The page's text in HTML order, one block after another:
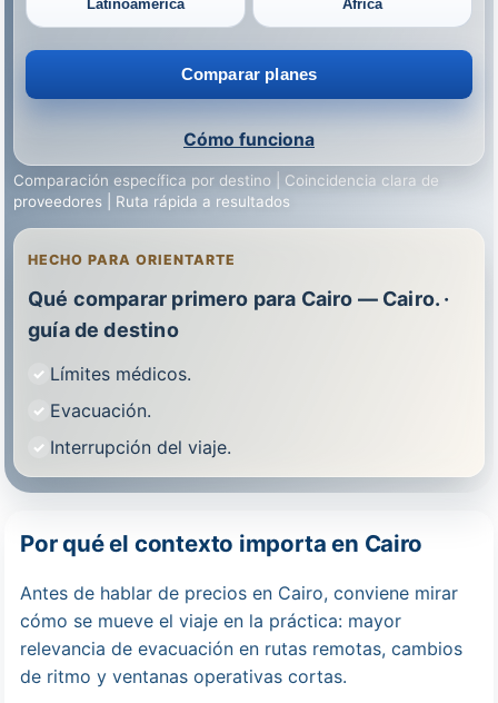
Latinoamérica África
Comparar planes
Cómo funciona
Comparación específica por destino | Coincidencia clara de
proveedores | Ruta rápida a resultados
HECHO PARA ORIENTARTE
Qué comparar primero para Cairo — Cairo. ·
guía de destino
Límites médicos.
Evacuación.
Interrupción del viaje.
Por qué el contexto importa en Cairo
Antes de hablar de precios en Cairo, conviene mirar
cómo se mueve el viaje en la práctica: mayor
relevancia de evacuación en rutas remotas, cambios
de ritmo y ventanas operativas cortas.